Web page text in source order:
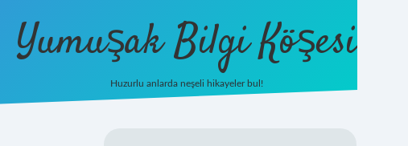
Yumuşak Bilgi Köşesi
Huzurlu anlarda neşeli hikayeler bul!